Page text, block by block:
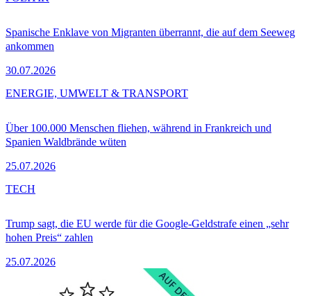
Spanische Enklave von Migranten überrannt, die auf dem Seeweg
ankommen
30.07.2026
Über 100.000 Menschen fliehen, während in Frankreich und
Spanien Waldbrände wüten
25.07.2026
ENERGIE, UMWELT & TRANSPORT
Trump sagt, die EU werde für die Google-Geldstrafe einen „sehr
hohen Preis“ zahlen
25.07.2026
TECH